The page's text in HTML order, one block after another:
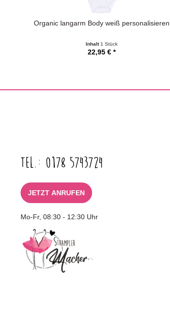
Organic langarm Body weiß personalisieren
Inhalt 1 Stück
22,95 € *
Tel.: 0178 5743724
JETZT ANRUFEN
Mo-Fr, 08:30 - 12:30 Uhr